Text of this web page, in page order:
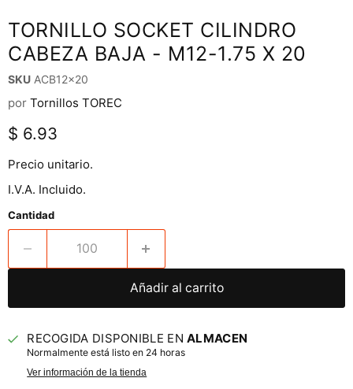
TORNILLO SOCKET CILINDRO
CABEZA BAJA - M12-1.75 X 20
SKU ACB12x20
por Tornillos TOREC
Precio actual
$ 6.93
Precio unitario.
I.V.A. Incluido.
Cantidad
Añadir al carrito
RECOGIDA DISPONIBLE ENALMACEN
Normalmente está listo en 24 horas
Ver información de la tienda